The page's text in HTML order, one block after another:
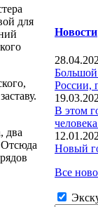
для
два
Отсюда
Новости
России,
В этом
Новый
Все